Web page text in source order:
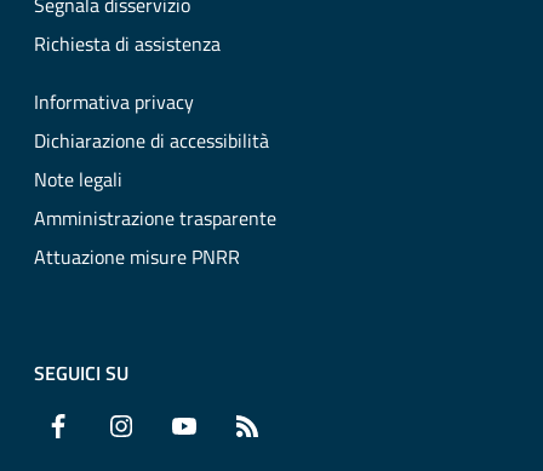
Richiesta di assistenza
Informativa privacy
Dichiarazione di accessibilità
Note legali
Amministrazione trasparente
Attuazione misure PNRR
SEGUICI SU
Facebook Instagram YouTube